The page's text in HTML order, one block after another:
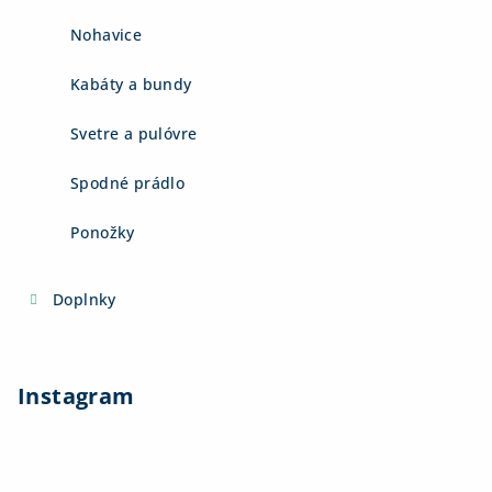
Nohavice
Kabáty a bundy
Svetre a pulóvre
Spodné prádlo
Ponožky
Doplnky
Instagram